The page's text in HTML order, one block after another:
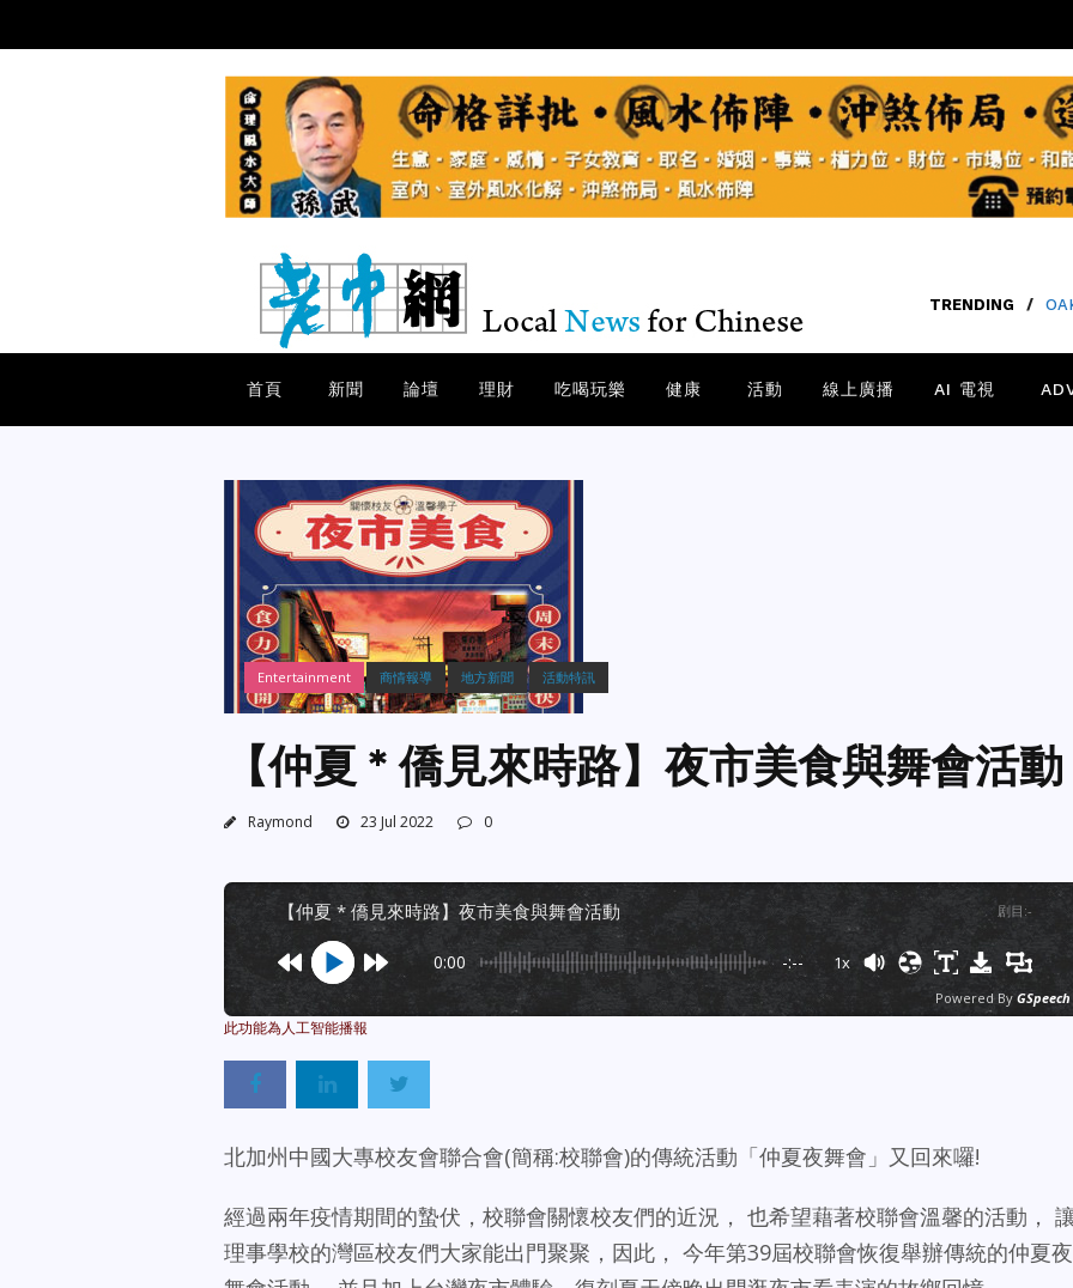
TRENDING
首頁 新聞 論壇 理財 吃喝玩樂 健康 活動 線上廣播 AI 電視
Entertainment 商情報導 地方新聞 活動特訊
【仲夏 * 僑見來時路】夜市美食與舞會活動
Raymond 23 Jul 2022 0
【仲夏 * 僑見來時路】夜市美食與舞會活動 剧目 :-
0:00 -:-- 1x
Powered By GSpeech
北加州中國大專校友會聯合會(簡稱:校聯會)的傳統活動「仲夏夜舞會」又回來囉!
經過兩年疫情期間的蟄伏，校聯會關懷校友們的近況， 也希望藉著校聯會溫馨的活動，
理事學校的灣區校友們大家能出門聚聚，因此， 今年第39屆校聯會恢復舉辦傳統的仲夏夜